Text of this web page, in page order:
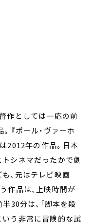
作としては一応の前
『ポール・ヴァーホ
2012年の作品。日本
シネマだったかで劇
、元はテレビ映画
作品は、上映時間が
30分は、「脚本を段
いう非常に冒険的な試